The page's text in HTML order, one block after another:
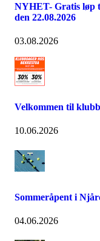
NYHET- Gratis løp
den 22.08.2026
03.08.2026
Velkommen til
10.06.2026
Sommeråpent i
04.06.2026